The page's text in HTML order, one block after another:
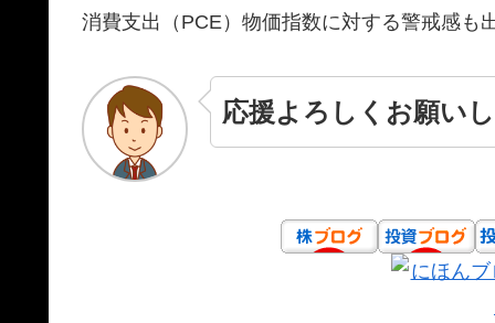
消費支出（PCE）物価指数に対する警戒感も
応援よろしくお願い